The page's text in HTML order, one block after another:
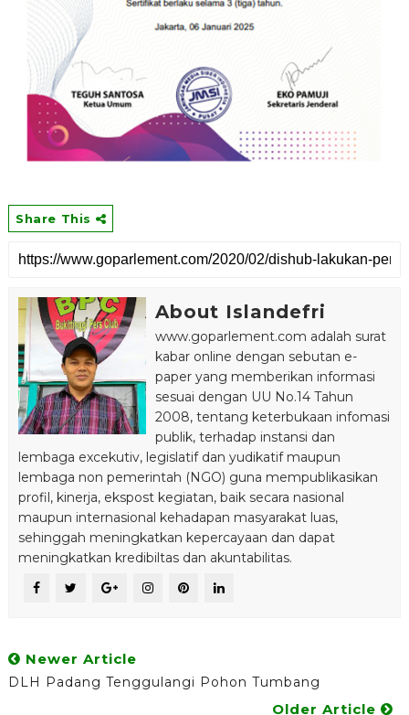
Share This
About Islandefri
www.goparlement.com adalah surat
kabar online dengan sebutan e-
paper yang memberikan informasi
sesuai dengan UU No.14 Tahun
2008, tentang keterbukaan infomasi
publik, terhadap instansi dan
lembaga excekutiv, legislatif dan yudikatif maupun
lembaga non pemerintah (NGO) guna mempublikasikan
profil, kinerja, ekspost kegiatan, baik secara nasional
maupun internasional kehadapan masyarakat luas,
sehinggah meningkatkan kepercayaan dan dapat
meningkatkan kredibiltas dan akuntabilitas.
Newer Article
DLH Padang Tenggulangi Pohon Tumbang
Older Article